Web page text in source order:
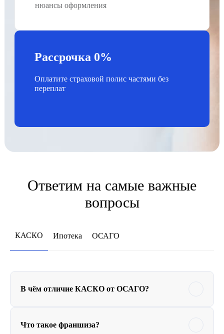
нюансы оформления
Рассрочка 0%
Оплатите страховой полис частями без
переплат
Ответим на самые важные
вопросы
КАСКО Ипотека ОСАГО
В чём отличие КАСКО от ОСАГО?
Что такое франшиза?